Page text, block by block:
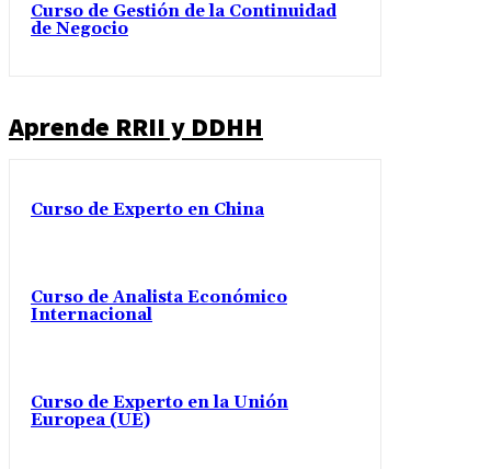
Curso de Gestión de la Continuidad
de Negocio
Aprende RRII y DDHH
Curso de Experto en China
Curso de Analista Económico
Internacional
Curso de Experto en la Unión
Europea (UE)